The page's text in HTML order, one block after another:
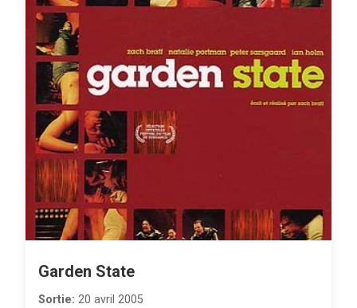
Garden State
Sortie: 20 avril 2005